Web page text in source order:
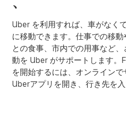
Uber を利用すれば、車がなく
に移動できます。仕事での移
との食事、市内での用事など
動を Uber がサポートします。
を開始するには、オンラインで
Uberアプリを開き、行き先を入